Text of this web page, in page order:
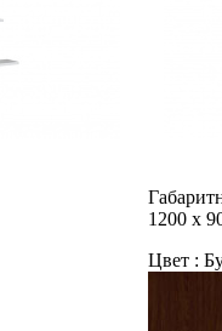
1200 х
Цвет :